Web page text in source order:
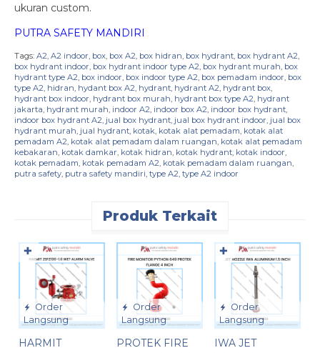
ukuran custom.
PUTRA SAFETY MANDIRI
Tags: A2 A2 indoor box box A2 box hidran box hydrant box hydrant A2
box hydrant indoor box hydrant indoor type A2 box hydrant murah box
hydrant type A2 box indoor box indoor type A2 box pemadam indoor box
type A2 hidran hydant box A2 hydrant hydrant A2 hydrant box
hydrant box indoor hydrant box murah hydrant box type A2 hydrant
jakarta hydrant murah indoor A2 indoor box A2 indoor box hydrant
indoor box hydrant A2 jual box hydrant jual box hydrant indoor jual box
hydrant murah jual hydrant kotak kotak alat pemadam kotak alat
pemadam A2 kotak alat pemadam dalam ruangan kotak alat pemadam
kebakaran kotak damkar kotak hidran kotak hydrant kotak indoor
kotak pemadam kotak pemadam A2 kotak pemadam dalam ruangan
putra safety putra safety mandiri type A2 type A2 indoor
Produk Terkait
Order
Langsung
HARMIT
✚
Order
Langsung
PROTEK FIRE
Order
Langsung
IWA JET
✚